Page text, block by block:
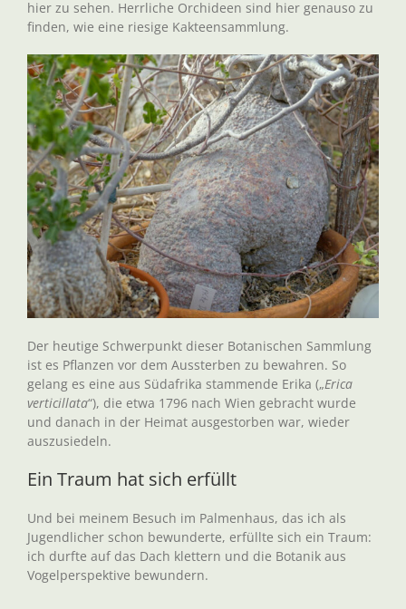
hier zu sehen. Herrliche Orchideen sind hier genauso zu
finden, wie eine riesige Kakteensammlung.
Der heutige Schwerpunkt dieser Botanischen Sammlung
ist es Pflanzen vor dem Aussterben zu bewahren. So
gelang es eine aus Südafrika stammende Erika („Erica
verticillata“), die etwa 1796 nach Wien gebracht wurde
und danach in der Heimat ausgestorben war, wieder
auszusiedeln.
Ein Traum hat sich erfüllt
Und bei meinem Besuch im Palmenhaus, das ich als
Jugendlicher schon bewunderte, erfüllte sich ein Traum:
ich durfte auf das Dach klettern und die Botanik aus
Vogelperspektive bewundern.